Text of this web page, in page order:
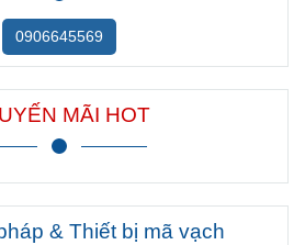
0906645569
MÃI HOT
& Thiết bị mã vạch